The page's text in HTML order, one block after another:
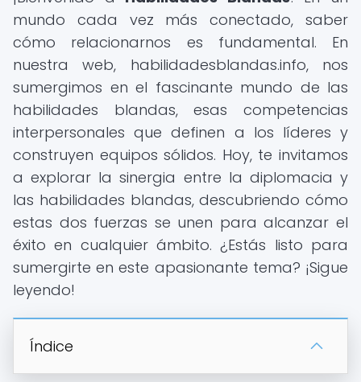
mundo cada vez más conectado, saber
cómo relacionarnos es fundamental. En
nuestra web, habilidadesblandas.info, nos
sumergimos en el fascinante mundo de las
habilidades blandas, esas competencias
interpersonales que definen a los líderes y
construyen equipos sólidos. Hoy, te invitamos
a explorar la sinergia entre la diplomacia y
las habilidades blandas, descubriendo cómo
estas dos fuerzas se unen para alcanzar el
éxito en cualquier ámbito. ¿Estás listo para
sumergirte en este apasionante tema? ¡Sigue
leyendo!
Índice